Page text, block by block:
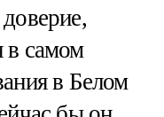
в самом
в Белом